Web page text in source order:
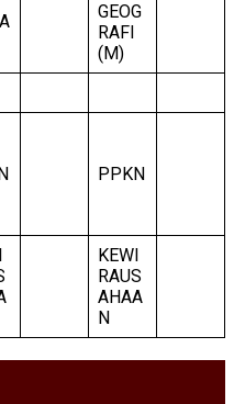
GEOG
RAFI
(M)
PPKN
KEWI
RAUS
AHAA
N